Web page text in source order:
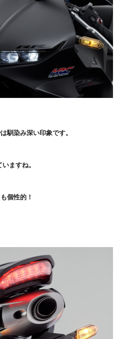
馴染み深い印象です。
ますね。
も個性的！